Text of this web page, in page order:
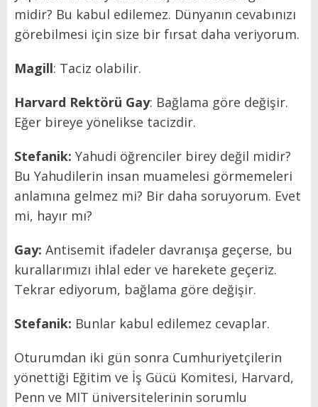
midir? Bu kabul edilemez. Dünyanın cevabınızı
görebilmesi için size bir fırsat daha veriyorum.
Magill: Taciz olabilir.
Harvard Rektörü Gay: Bağlama göre değişir.
Eğer bireye yönelikse tacizdir.
Stefanik: Yahudi öğrenciler birey değil midir?
Bu Yahudilerin insan muamelesi görmemeleri
anlamına gelmez mi? Bir daha soruyorum. Evet
mi, hayır mı?
Gay: Antisemit ifadeler davranışa geçerse, bu
kurallarımızı ihlal eder ve harekete geçeriz.
Tekrar ediyorum, bağlama göre değişir.
Stefanik: Bunlar kabul edilemez cevaplar.
Oturumdan iki gün sonra Cumhuriyetçilerin
yönettiği Eğitim ve İş Gücü Komitesi, Harvard,
Penn ve MIT üniversitelerinin sorumlu